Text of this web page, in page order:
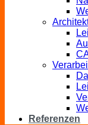
Referenzen